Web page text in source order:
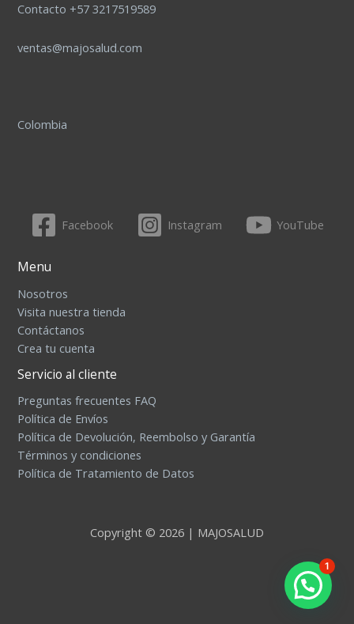
Contacto +57 3217519589
ventas@majosalud.com
Colombia
Facebook Instagram YouTube
Menu
Nosotros
Visita nuestra tienda
Contáctanos
Crea tu cuenta
Servicio al cliente
Preguntas frecuentes FAQ
Política de Envíos
Política de Devolución, Reembolso y Garantía
Términos y condiciones
Política de Tratamiento de Datos
Copyright © 2026 | MAJOSALUD
1